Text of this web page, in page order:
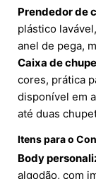
Prendedor de
plástico
anel de pega,
Caixa de
cores, prática
disponível em
até duas
Itens para o
Body
algodão, com